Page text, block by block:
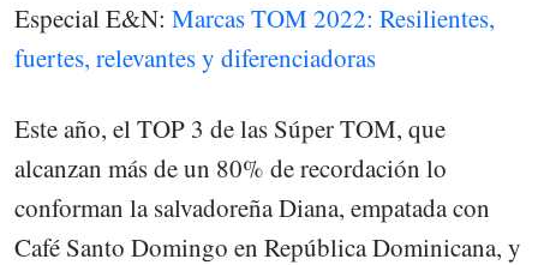
Especial E&N: Marcas TOM 2022: Resilientes,
fuertes, relevantes y diferenciadoras
Este año, el TOP 3 de las Súper TOM, que
alcanzan más de un 80% de recordación lo
conforman la salvadoreña Diana, empatada con
Café Santo Domingo en República Dominicana, y